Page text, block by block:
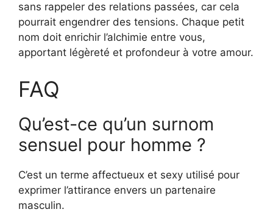
sans rappeler des relations passées, car cela
pourrait engendrer des tensions. Chaque petit
nom doit enrichir l’alchimie entre vous,
apportant légèreté et profondeur à votre amour.
FAQ
Qu’est-ce qu’un surnom
sensuel pour homme ?
C’est un terme affectueux et sexy utilisé pour
exprimer l’attirance envers un partenaire
masculin.